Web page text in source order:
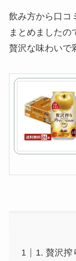
飲み方から口コ
まとめましたの
贅沢な味わいで
1. 贅沢搾